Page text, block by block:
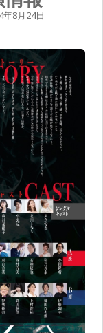
年8月24日